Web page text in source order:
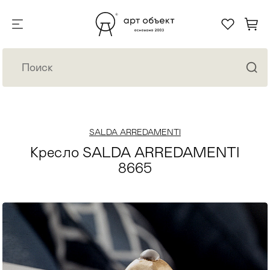
SALDA ARREDAMENTI
Кресло SALDA ARREDAMENTI
8665